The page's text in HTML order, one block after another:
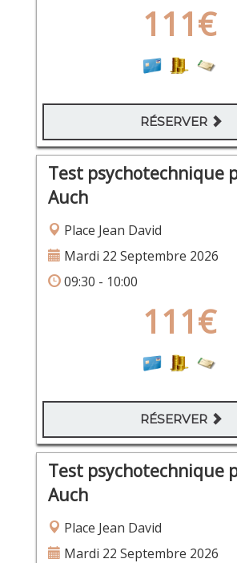
111€
RÉSERVER
Test psychotechnique
Auch
Place Jean David
Mardi 22 Septembre 2026
09:30 - 10:00
111€
RÉSERVER
Test psychotechnique
Auch
Place Jean David
Mardi 22 Septembre 2026